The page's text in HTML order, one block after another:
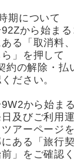
期について
から始ま
る「取消料
」を押して
の解除・払
ださい。
から始ま
及びご利用
アーページ
ある「旅行
」をご確認く